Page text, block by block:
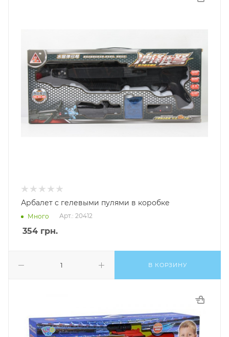
Арбалет с гелевыми пулями в коробке
Много Арт.: 20412
354 грн.
В КОРЗИНУ